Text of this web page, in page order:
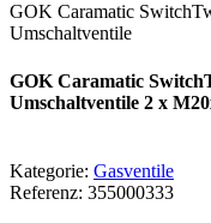
GOK Caramatic
Umschaltventile
GOK Caramatic
Umschaltventile 2 x
Kategorie: Gasventile
Referenz: 355000333